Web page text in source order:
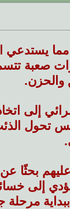
يستدعي
صعبة تتسم
والحزن.
إلى
تحول
بحثًا عن
إلى